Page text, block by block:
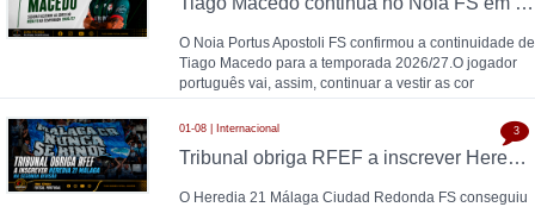
O Noia Portus Apostoli FS confirmou a continuidade de
Tiago Macedo para a temporada 2026/27.O jogador
português vai, assim, continuar a vestir as cor
01-08 | Internacional
Tribunal obriga RFEF a inscrever Heredia 21 Málaga na Segunda Divisão
O Heredia 21 Málaga Ciudad Redonda FS conseguiu
3